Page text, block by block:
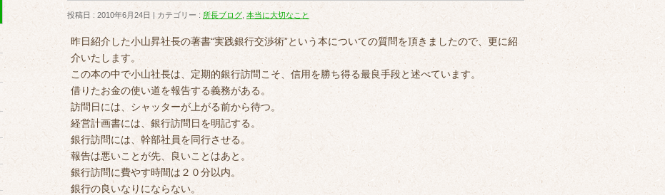
投稿日 : 2010年6月24日 カテゴリー : 所長ブログ 本当に大切なこと
昨日紹介した小山昇社長の著書“実践銀行交渉術”という本についての質問を頂きましたので、更に紹
介いたします。
この本の中で小山社長は、定期的銀行訪問こそ、信用を勝ち得る最良手段と述べています。
借りたお金の使い道を報告する義務がある。
訪問日には、シャッターが上がる前から待つ。
経営計画書には、銀行訪問日を明記する。
銀行訪問には、幹部社員を同行させる。
報告は悪いことが先、良いことはあと。
銀行訪問に費やす時間は２０分以内。
銀行の良いなりにならない。